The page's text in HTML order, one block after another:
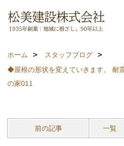
ホーム
スタッフブログ
◆屋根の形状を変えていきます。 耐
の家011
前の記事 一覧